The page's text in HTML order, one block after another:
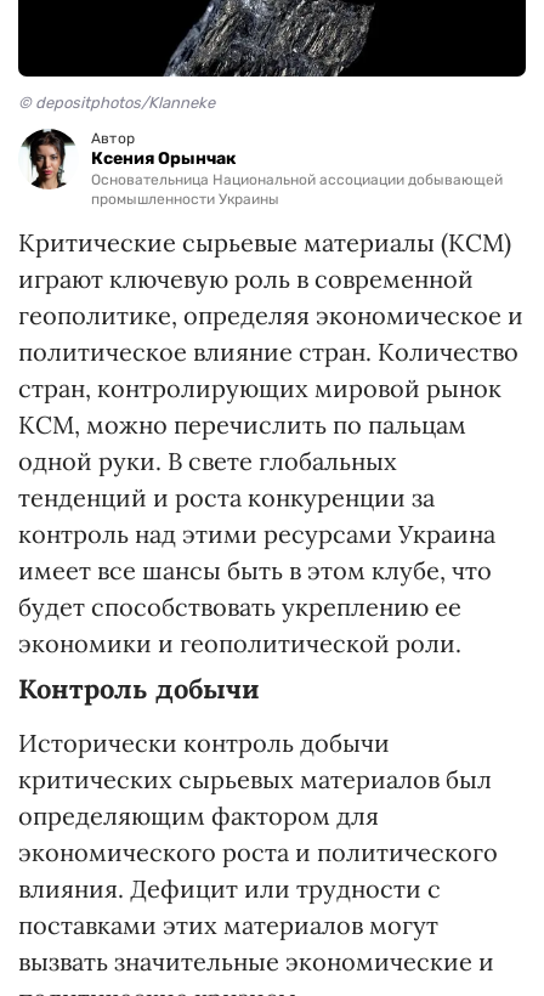
© depositphotos/Klanneke
Автор
Ксения Орынчак
Основательница Национальной ассоциации добывающей
промышленности Украины
Критические сырьевые материалы (КСМ)
играют ключевую роль в современной
геополитике, определяя экономическое и
политическое влияние стран. Количество
стран, контролирующих мировой рынок
КСМ, можно перечислить по пальцам
одной руки. В свете глобальных
тенденций и роста конкуренции за
контроль над этими ресурсами Украина
имеет все шансы быть в этом клубе, что
будет способствовать укреплению ее
экономики и геополитической роли.
Контроль добычи
Исторически контроль добычи
критических сырьевых материалов был
определяющим фактором для
экономического роста и политического
влияния. Дефицит или трудности с
поставками этих материалов могут
вызвать значительные экономические и